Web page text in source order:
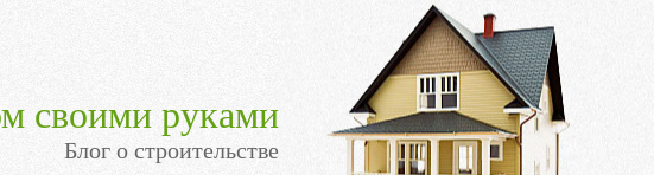
своими руками
Блог о строительстве